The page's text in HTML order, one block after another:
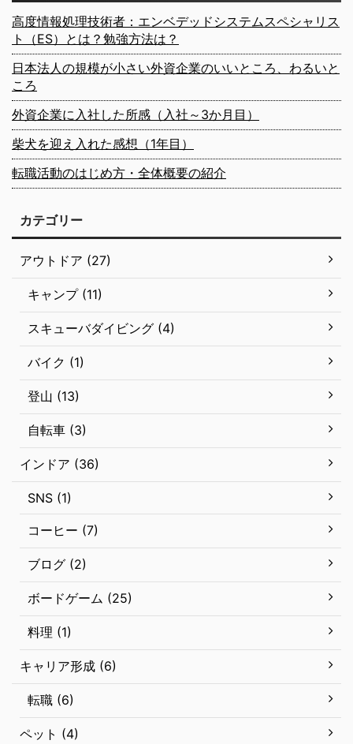
高度情報処理技術者：エンベデッドシステムスペシャリス
ト（ES）とは？勉強方法は？
日本法人の規模が小さい外資企業のいいところ、わるいと
ころ
外資企業に入社した所感（入社～3か月目）
柴犬を迎え入れた感想（1年目）
転職活動のはじめ方・全体概要の紹介
カテゴリー
アウトドア (27)
キャンプ (11)
スキューバダイビング (4)
バイク (1)
登山 (13)
自転車 (3)
インドア (36)
SNS (1)
コーヒー (7)
ブログ (2)
ボードゲーム (25)
料理 (1)
キャリア形成 (6)
転職 (6)
ペット (4)